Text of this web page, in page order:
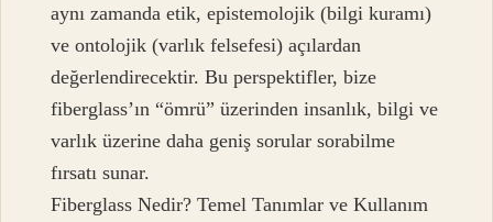
aynı zamanda etik, epistemolojik (bilgi kuramı)
ve ontolojik (varlık felsefesi) açılardan
değerlendirecektir. Bu perspektifler, bize
fiberglass’ın “ömrü” üzerinden insanlık, bilgi ve
varlık üzerine daha geniş sorular sorabilme
fırsatı sunar.
Fiberglass Nedir? Temel Tanımlar ve Kullanım